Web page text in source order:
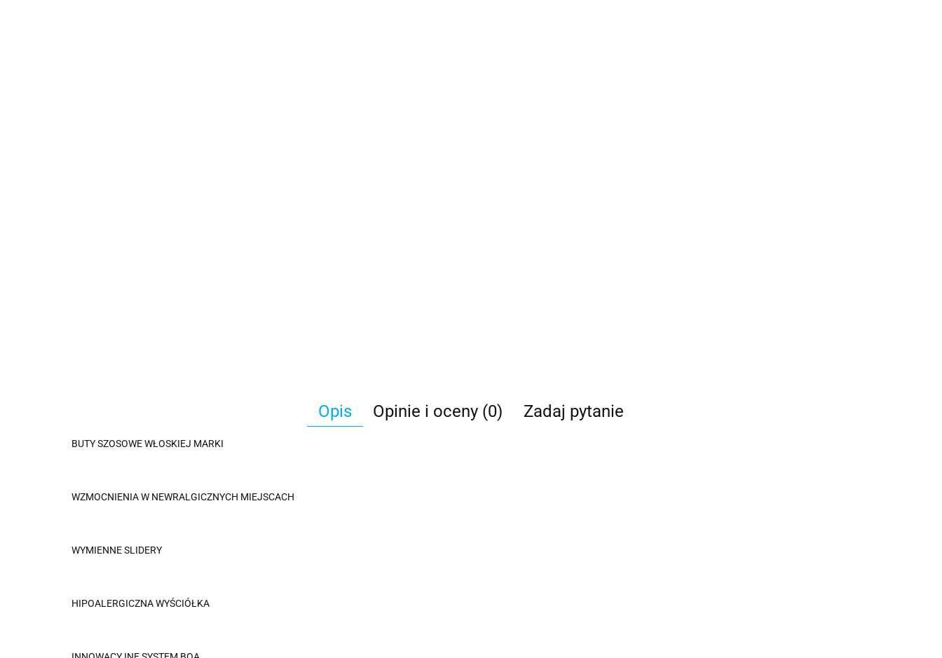
Opis Opinie i oceny (0) Zadaj pytanie
BUTY SZOSOWE WŁOSKIEJ MARKI
WZMOCNIENIA W NEWRALGICZNYCH MIEJSCACH
WYMIENNE SLIDERY
HIPOALERGICZNA WYŚCIÓŁKA